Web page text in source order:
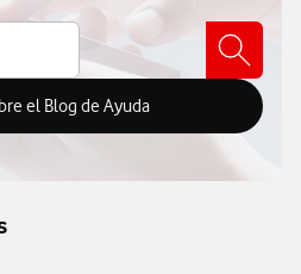
el Blog de Ayuda
Descubre el Blog de Ayuda